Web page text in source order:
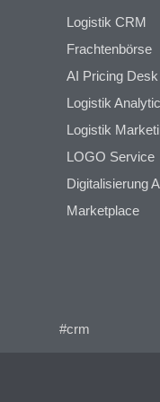
Logistik CRM
Frachtenbörse
AI Pricing Desk
Logistik
Logistik
LOGO Service
Digitalisierung
Marketplace
#crm